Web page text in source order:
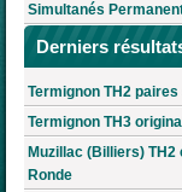
Simultanés
Derniers
Termignon TH2
Termignon TH3
Muzillac (Billiers)
Ronde